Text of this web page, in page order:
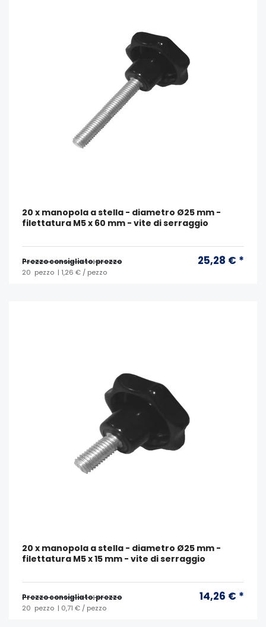
20 x manopola a stella - diametro Ø25 mm -
filettatura M5 x 60 mm - vite di serraggio
Prezzo consigliato: prezzo 25,28 € *
20 pezzo | 1,26 € / pezzo
20 x manopola a stella - diametro Ø25 mm -
filettatura M5 x 15 mm - vite di serraggio
Prezzo consigliato: prezzo 14,26 € *
20 pezzo | 0,71 € / pezzo